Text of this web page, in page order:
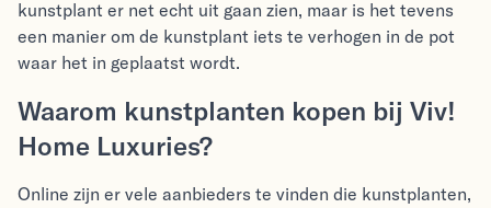
kunstplant er net echt uit gaan zien, maar is het tevens
een manier om de kunstplant iets te verhogen in de pot
waar het in geplaatst wordt.
Waarom kunstplanten kopen bij Viv!
Home Luxuries?
Online zijn er vele aanbieders te vinden die kunstplanten,